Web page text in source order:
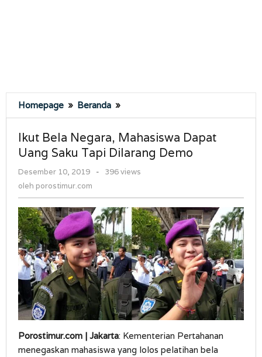
Homepage » Beranda »
Bela
Negara,
Mahasiswa
Dapat
Uang
Tapi
Dilarang
Demo
Ikut Bela Negara, Mahasiswa Dapat
Uang Saku Tapi Dilarang Demo
Desember 10, 2019
oleh
-
396 views
oleh porostimur.com
Porostimur.com | Jakarta: Kementerian Pertahanan
menegaskan mahasiswa yang lolos pelatihan bela